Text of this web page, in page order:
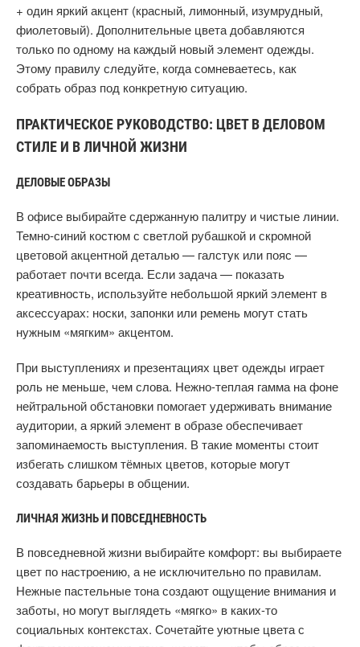
+ один яркий акцент (красный, лимонный, изумрудный,
фиолетовый). Дополнительные цвета добавляются
только по одному на каждый новый элемент одежды.
Этому правилу следуйте, когда сомневаетесь, как
собрать образ под конкретную ситуацию.
ПРАКТИЧЕСКОЕ РУКОВОДСТВО: ЦВЕТ В ДЕЛОВОМ
СТИЛЕ И В ЛИЧНОЙ ЖИЗНИ
ДЕЛОВЫЕ ОБРАЗЫ
В офисе выбирайте сдержанную палитру и чистые линии.
Темно-синий костюм с светлой рубашкой и скромной
цветовой акцентной деталью — галстук или пояс —
работает почти всегда. Если задача — показать
креативность, используйте небольшой яркий элемент в
аксессуарах: носки, запонки или ремень могут стать
нужным «мягким» акцентом.
При выступлениях и презентациях цвет одежды играет
роль не меньше, чем слова. Нежно-теплая гамма на фоне
нейтральной обстановки помогает удерживать внимание
аудитории, а яркий элемент в образе обеспечивает
запоминаемость выступления. В такие моменты стоит
избегать слишком тёмных цветов, которые могут
создавать барьеры в общении.
ЛИЧНАЯ ЖИЗНЬ И ПОВСЕДНЕВНОСТЬ
В повседневной жизни выбирайте комфорт: вы выбираете
цвет по настроению, а не исключительно по правилам.
Нежные пастельные тона создают ощущение внимания и
заботы, но могут выглядеть «мягко» в каких-то
социальных контекстах. Сочетайте уютные цвета с